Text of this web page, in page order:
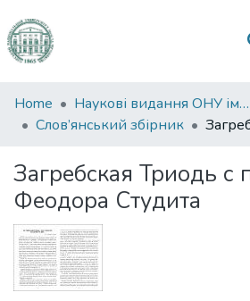
Communities
&
All of DSpace
Statistics
Home
Наукові видання ОНУ імені І. І. Мечникова
Слов’янський збірник
Загребская Триодь с
Феодора Студита